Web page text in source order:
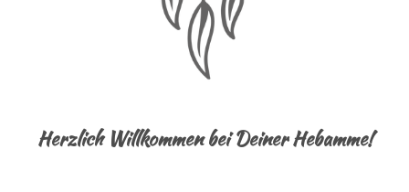
Herzlich Willkommen bei Deiner Hebamme!